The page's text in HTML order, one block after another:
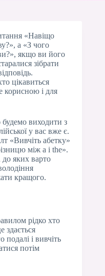
«Навіщо
а «З чого
якщо ви його
зібрати
цікавиться
корисною і для
виходити з
у вас вже є.
«Вивчіть абетку»
між a і the».
яких варто
кращого.
рідко хто
здається
і вивчіть
потім